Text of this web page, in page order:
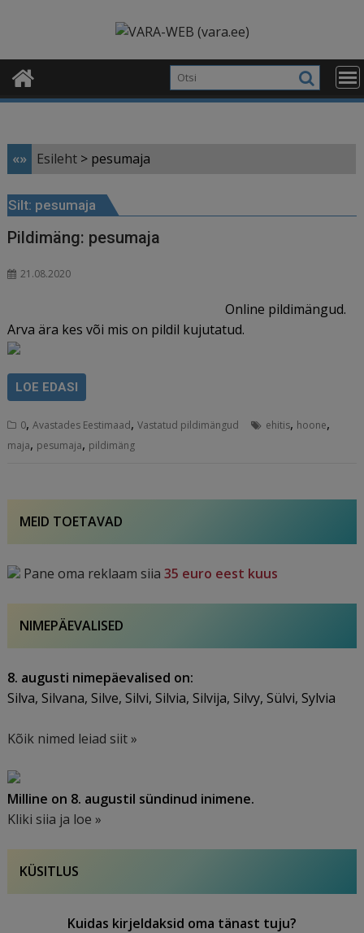
«» Esileht > pesumaja
Silt: pesumaja
Pildimäng: pesumaja
21.08.2020
Online pildimängud.
Arva ära kes või mis on pildil kujutatud.
LOE EDASI
0,Avastades Eestimaad,Vastatud pildimängud ehitis, hoone,
maja, pesumaja, pildimäng
MEID TOETAVAD
Pane oma reklaam siia35 euro eest kuus
NIMEPÄEVALISED
8. augusti nimepäevalised on:
Silva, Silvana, Silve, Silvi, Silvia, Silvija, Silvy, Sülvi, Sylvia
Kõik nimed leiad siit »
Milline on 8. augustil sündinud inimene.
Kliki siia ja loe »
KÜSITLUS
Kuidas kirjeldaksid oma tänast tuju?